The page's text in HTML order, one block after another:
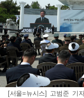
[서울=뉴시스] 고범준 기